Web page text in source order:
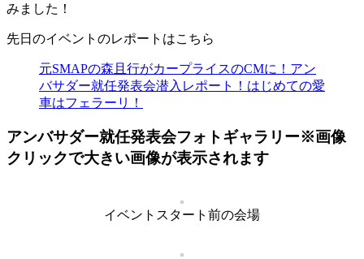
みました！
先日のイベントのレポートはこちら
元SMAPの森且行がカープライスのCMに！アン
バサダー就任発表会潜入レポート！はじめての愛
車はフェラーリ！
アンバサダー就任発表会フォトギャラリー※画像
クリックで大きい画像が表示されます
イベントスタート前の会場